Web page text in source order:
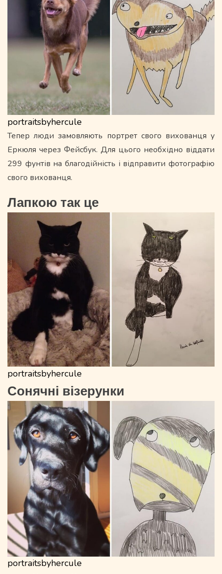
portraitsbyhercule
Тепер люди замовляють портрет свого вихованця у
Еркюля через Фейсбук. Для цього необхідно віддати
299 фунтів на благодійність і відправити фотографію
свого вихованця.
Лапкою так це
portraitsbyhercule
Сонячні візерунки
portraitsbyhercule